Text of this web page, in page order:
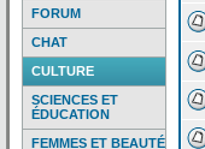
FORUM
CHAT
CULTURE
SCIENCES ET
ÉDUCATION
FEMMES ET BEAUTÉ